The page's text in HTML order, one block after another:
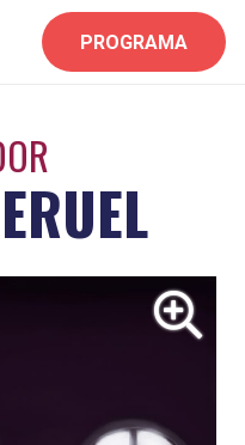
PROGRAMA